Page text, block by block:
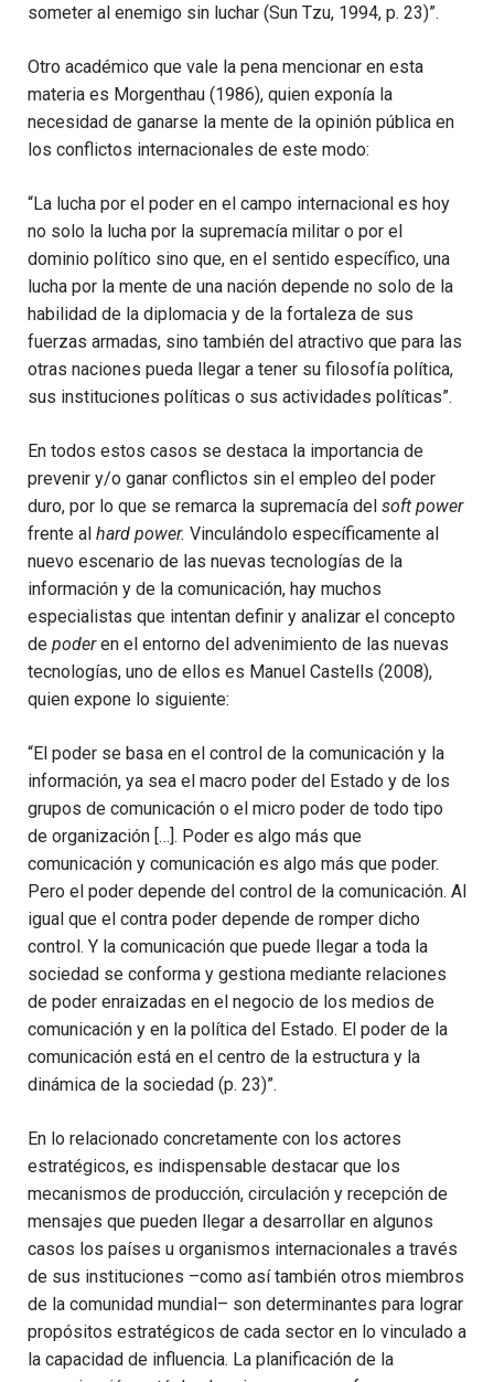
someter al enemigo sin luchar (Sun Tzu, 1994, p. 23)”.
Otro académico que vale la pena mencionar en esta
materia es Morgenthau (1986), quien exponía la
necesidad de ganarse la mente de la opinión pública en
los conflictos internacionales de este modo:
“La lucha por el poder en el campo internacional es hoy
no solo la lucha por la supremacía militar o por el
dominio político sino que, en el sentido específico, una
lucha por la mente de una nación depende no solo de la
habilidad de la diplomacia y de la fortaleza de sus
fuerzas armadas, sino también del atractivo que para las
otras naciones pueda llegar a tener su filosofía política,
sus instituciones políticas o sus actividades políticas”.
En todos estos casos se destaca la importancia de
prevenir y/o ga­nar conflictos sin el empleo del poder
duro, por lo que se remarca la supremacía del soft power
frente al hard power. Vinculándolo especí­ficamente al
nuevo escenario de las nuevas tecnologías de la
información y de la comunicación, hay muchos
especialistas que intentan definir y analizar el concepto
de poderen el entorno del advenimiento de las nuevas
tecnologías, uno de ellos es Manuel Castells (2008),
quien expone lo siguiente:
“El poder se basa en el control de la comunicación y la
información, ya sea el macro poder del Estado y de los
grupos de comunicación o el micro poder de todo tipo
de organización […]. Poder es algo más que
comunicación y comunicación es algo más que poder.
Pero el poder depende del control de la comunicación. Al
igual que el contra poder depende de romper dicho
control. Y la comunicación que puede llegar a toda la
sociedad se conforma y gestiona mediante relaciones
de poder enraizadas en el negocio de los medios de
comunicación y en la política del Estado. El poder de la
comunicación está en el centro de la estructura y la
dinámica de la sociedad (p. 23)”.
En lo relacionado concretamente con los actores
estratégicos, es indispensable destacar que los
mecanismos de producción, circulación y recepción de
mensajes que pueden llegar a desarrollar en algunos
casos los países u organismos internacionales a través
de sus instituciones –como así también otros miembros
de la comunidad mundial– son determinantes para lograr
propósitos estratégicos de cada sector en lo vinculado a
la capacidad de influencia. La planificación de la